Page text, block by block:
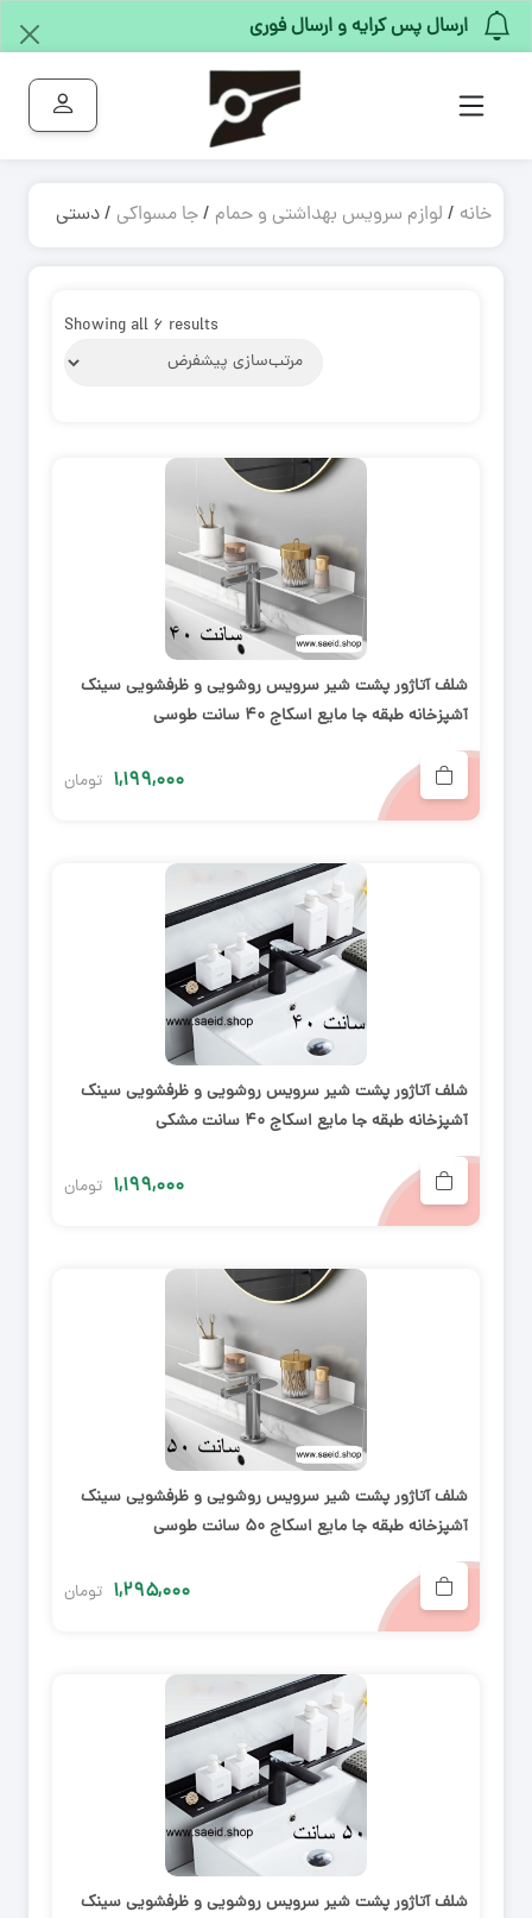
ارسال پس کرایه و ارسال فوری
خانه / لوازم سرویس بهداشتی و حمام /جا مسواکی / دستی
Showing all 6 results
شلف آتاژور پشت شیر سرویس روشویی و ظرفشویی سینک
آشپزخانه طبقه جا مایع اسکاج ۴۰ سانت طوسی
۱,۱۹۹,۰۰۰ تومان
شلف آتاژور پشت شیر سرویس روشویی و ظرفشویی سینک
آشپزخانه طبقه جا مایع اسکاج ۴۰ سانت مشکی
۱,۱۹۹,۰۰۰ تومان
شلف آتاژور پشت شیر سرویس روشویی و ظرفشویی سینک
آشپزخانه طبقه جا مایع اسکاج ۵۰ سانت طوسی
۱,۲۹۵,۰۰۰ تومان
شلف آتاژور پشت شیر سرویس روشویی و ظرفشویی سینک